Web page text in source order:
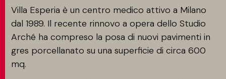
MATCH APP
CERCA
Villa Esperia è un centro medico attivo a Milano
dal 1989. Il recente rinnovo a opera dello Studio
Arché ha compreso la posa di nuovi pavimenti in
gres porcellanato su una superficie di circa 600
mq.